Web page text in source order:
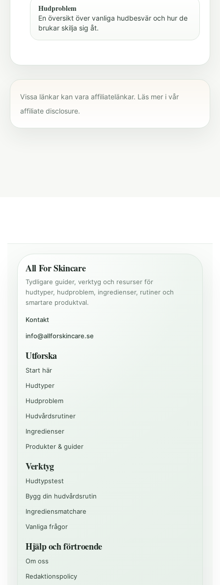
Hudproblem
En översikt över vanliga hudbesvär och hur de
brukar skilja sig åt.
Vissa länkar kan vara affiliatelänkar. Läs mer i vår
affiliate disclosure.
All For Skincare
Tydligare guider, verktyg och resurser för
hudtyper, hudproblem, ingredienser, rutiner och
smartare produktval.
Kontakt
info@allforskincare.se
Utforska
Start här
Hudtyper
Hudproblem
Hudvårdsrutiner
Ingredienser
Produkter & guider
Verktyg
Hudtypstest
Bygg din hudvårdsrutin
Ingrediensmatchare
Vanliga frågor
Hjälp och förtroende
Om oss
Redaktionspolicy